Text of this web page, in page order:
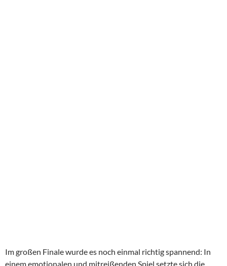
Im großen Finale wurde es noch einmal richtig spannend: In
einem emotionalen und mitreißenden Spiel setzte sich die